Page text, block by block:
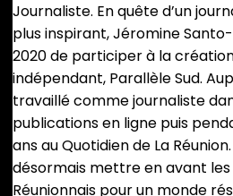
Journaliste. En quête d’un
plus inspirant, Jéromine
2020 de participer à la
indépendant, Parallèle Sud.
travaillé comme journaliste
publications en ligne puis
ans au Quotidien de La
désormais mettre en avant
Réunionnais pour un monde